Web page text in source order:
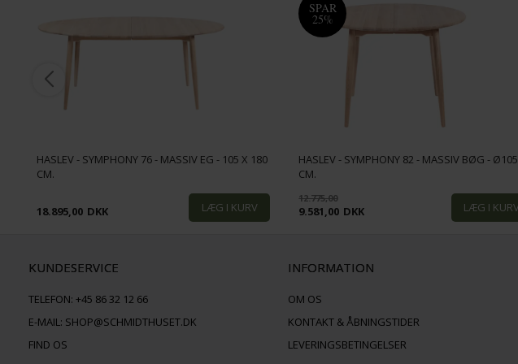
HASLEV - SYMPHONY 76 - MASSIV EG - 105 X 180
CM.
18.895,00 DKK
SPAR
25%
HASLEV - SYMPHONY 82 - MASSIV BØG - Ø105
CM.
12.775,00
9.581,00 DKK
KUNDESERVICE
TELEFON:+45 86 32 12 66
E-MAIL: SHOP@SCHMIDTHUSET.DK
FIND OS
INFORMATION
OM OS
KONTAKT & ÅBNINGSTIDER
LEVERINGSBETINGELSER